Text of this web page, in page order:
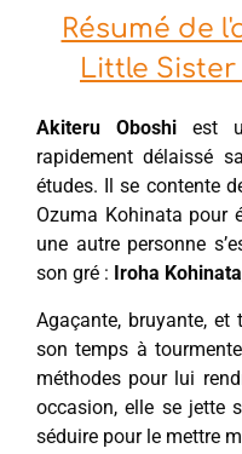
Résumé de
Little Sister
Akiteru Oboshi est
rapidement délaissé
études. Il se contente
Ozuma Kohinata pour
une autre personne
son gré : Iroha Kohinata
Agaçante, bruyante, et
son temps à
méthodes pour lui
occasion, elle se jette
séduire pour le mettre